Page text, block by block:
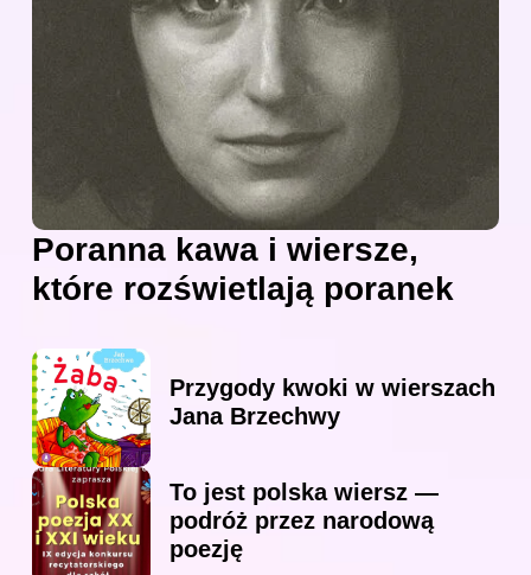
Poranna kawa i wiersze,
które rozświetlają poranek
Przygody kwoki w wierszach
Jana Brzechwy
To jest polska wiersz —
podróż przez narodową
poezję